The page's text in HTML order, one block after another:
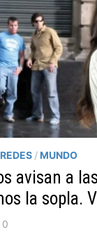
/ MUNDO
avisan a
la sopla.
0